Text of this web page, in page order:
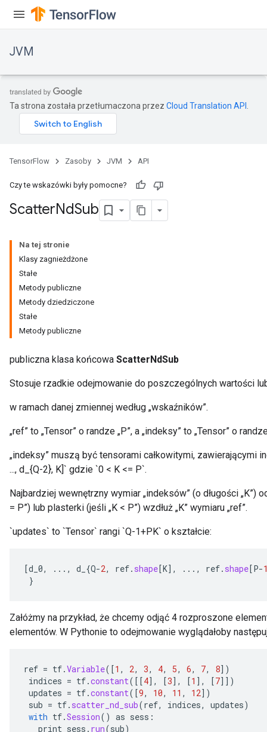
JVM
Ta strona została przetłumaczona przez Cloud Translation API
TensorFlow Zasoby JVM API
Czy te wskazówki były pomocne?
ScatterNdSub
Na tej stronie
Klasy zagnieżdżone
Stałe
Metody publiczne
Metody dziedziczone
Stałe
Metody publiczne
publiczna klasa końcowa ScatterNdSub
Stosuje rzadkie odejmowanie do poszczególnych wartości
w ramach danej zmiennej według „wskaźników”.
„ref” to „Tensor” o randze „P”, a „indeksy” to „Tensor” o randze
„indeksy” muszą być tensorami całkowitymi, zawierającymi
..., d_{Q-2}, K]` gdzie `0 < K <= P`.
Najbardziej wewnętrzny wymiar „indeksów” (o długości „K”)
= P”) lub plasterki (jeśli „K < P”) wzdłuż „K” wymiaru „ref”.
`updates` to `Tensor` rangi `Q-1+PK` o kształcie:
[d_0, ..., d_ {Q-2, ref. shape[K] , ..., ref. shape[P-
}
Załóżmy na przykład, że chcemy odjąć 4 rozproszone
elementów. W Pythonie to odejmowanie wyglądałoby
ref = tf.Variable( [1 , 2, 3, 4, 5, 6, 7, 8] )
indices = tf.constant( [[4] , [3] , [1 ] , [7]] )
updates = tf.constant( [9, 10, 11 , 12] )
sub = tf. scatter_nd_sub(ref, indices, updates)
with tf.Session() as sess :
print sess . run(sub)